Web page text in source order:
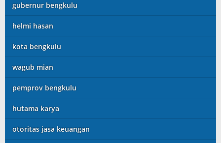
gubernur bengkulu
helmi hasan
kota bengkulu
wagub mian
pemprov bengkulu
hutama karya
otoritas jasa keuangan